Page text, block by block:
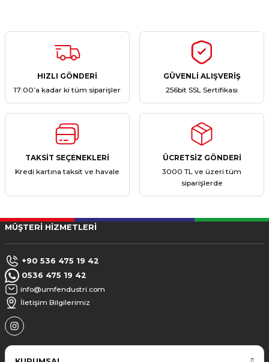
Yorum Yaz
Ürün hakkında henüz soru sorulmamış.
HIZLI GÖNDERİ
17:00’a kadar ki tüm siparişler
GÜVENLİ ALIŞVERİŞ
256bit SSL Sertifikası
TAKSİT SEÇENEKLERİ
Kredi kartına taksit ve havale
ÜCRETSİZ GÖNDERİ
3000 TL ve üzeri tüm
siparişlerde
MÜŞTERİ HİZMETLERİ
+90 536 475 19 42
0536 475 19 42
info@umfendustri.com
İletişim Bilgilerimiz